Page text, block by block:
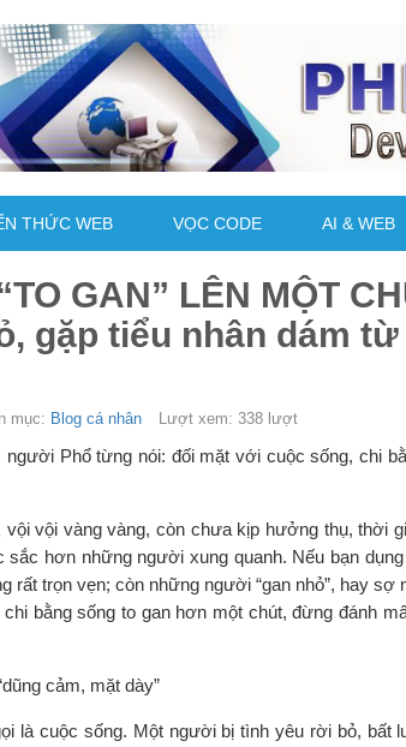
THỨC WEB VỌC CODE AI & WEB
GAN” LÊN MỘT
gặp tiểu nhân dám
mục: Blog cá nhân Lượt xem: 338 lượt
Phổ từng nói: đối mặt với cuộc sống, chi
vội vàng vàng, còn chưa kịp hưởng thụ, thời
hơn những người xung quanh. Nếu bạn
rất trọn vẹn; còn những người “gan nhỏ”, hay
bằng sống to gan hơn một chút, đừng đánh
cảm, mặt dày”
là cuộc sống. Một người bị tình yêu rời bỏ, bất